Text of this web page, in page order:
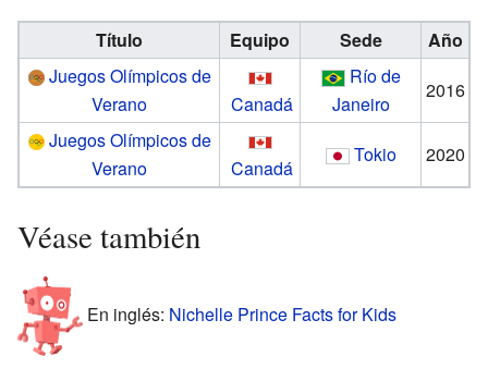
Título Equipo Sede
Año
Juegos Olímpicos de
Verano
Canadá
Río de
Janeiro
2016
Juegos Olímpicos de
Verano
Canadá
Tokio 2020
Véase también
En inglés: Nichelle Prince Facts for Kids